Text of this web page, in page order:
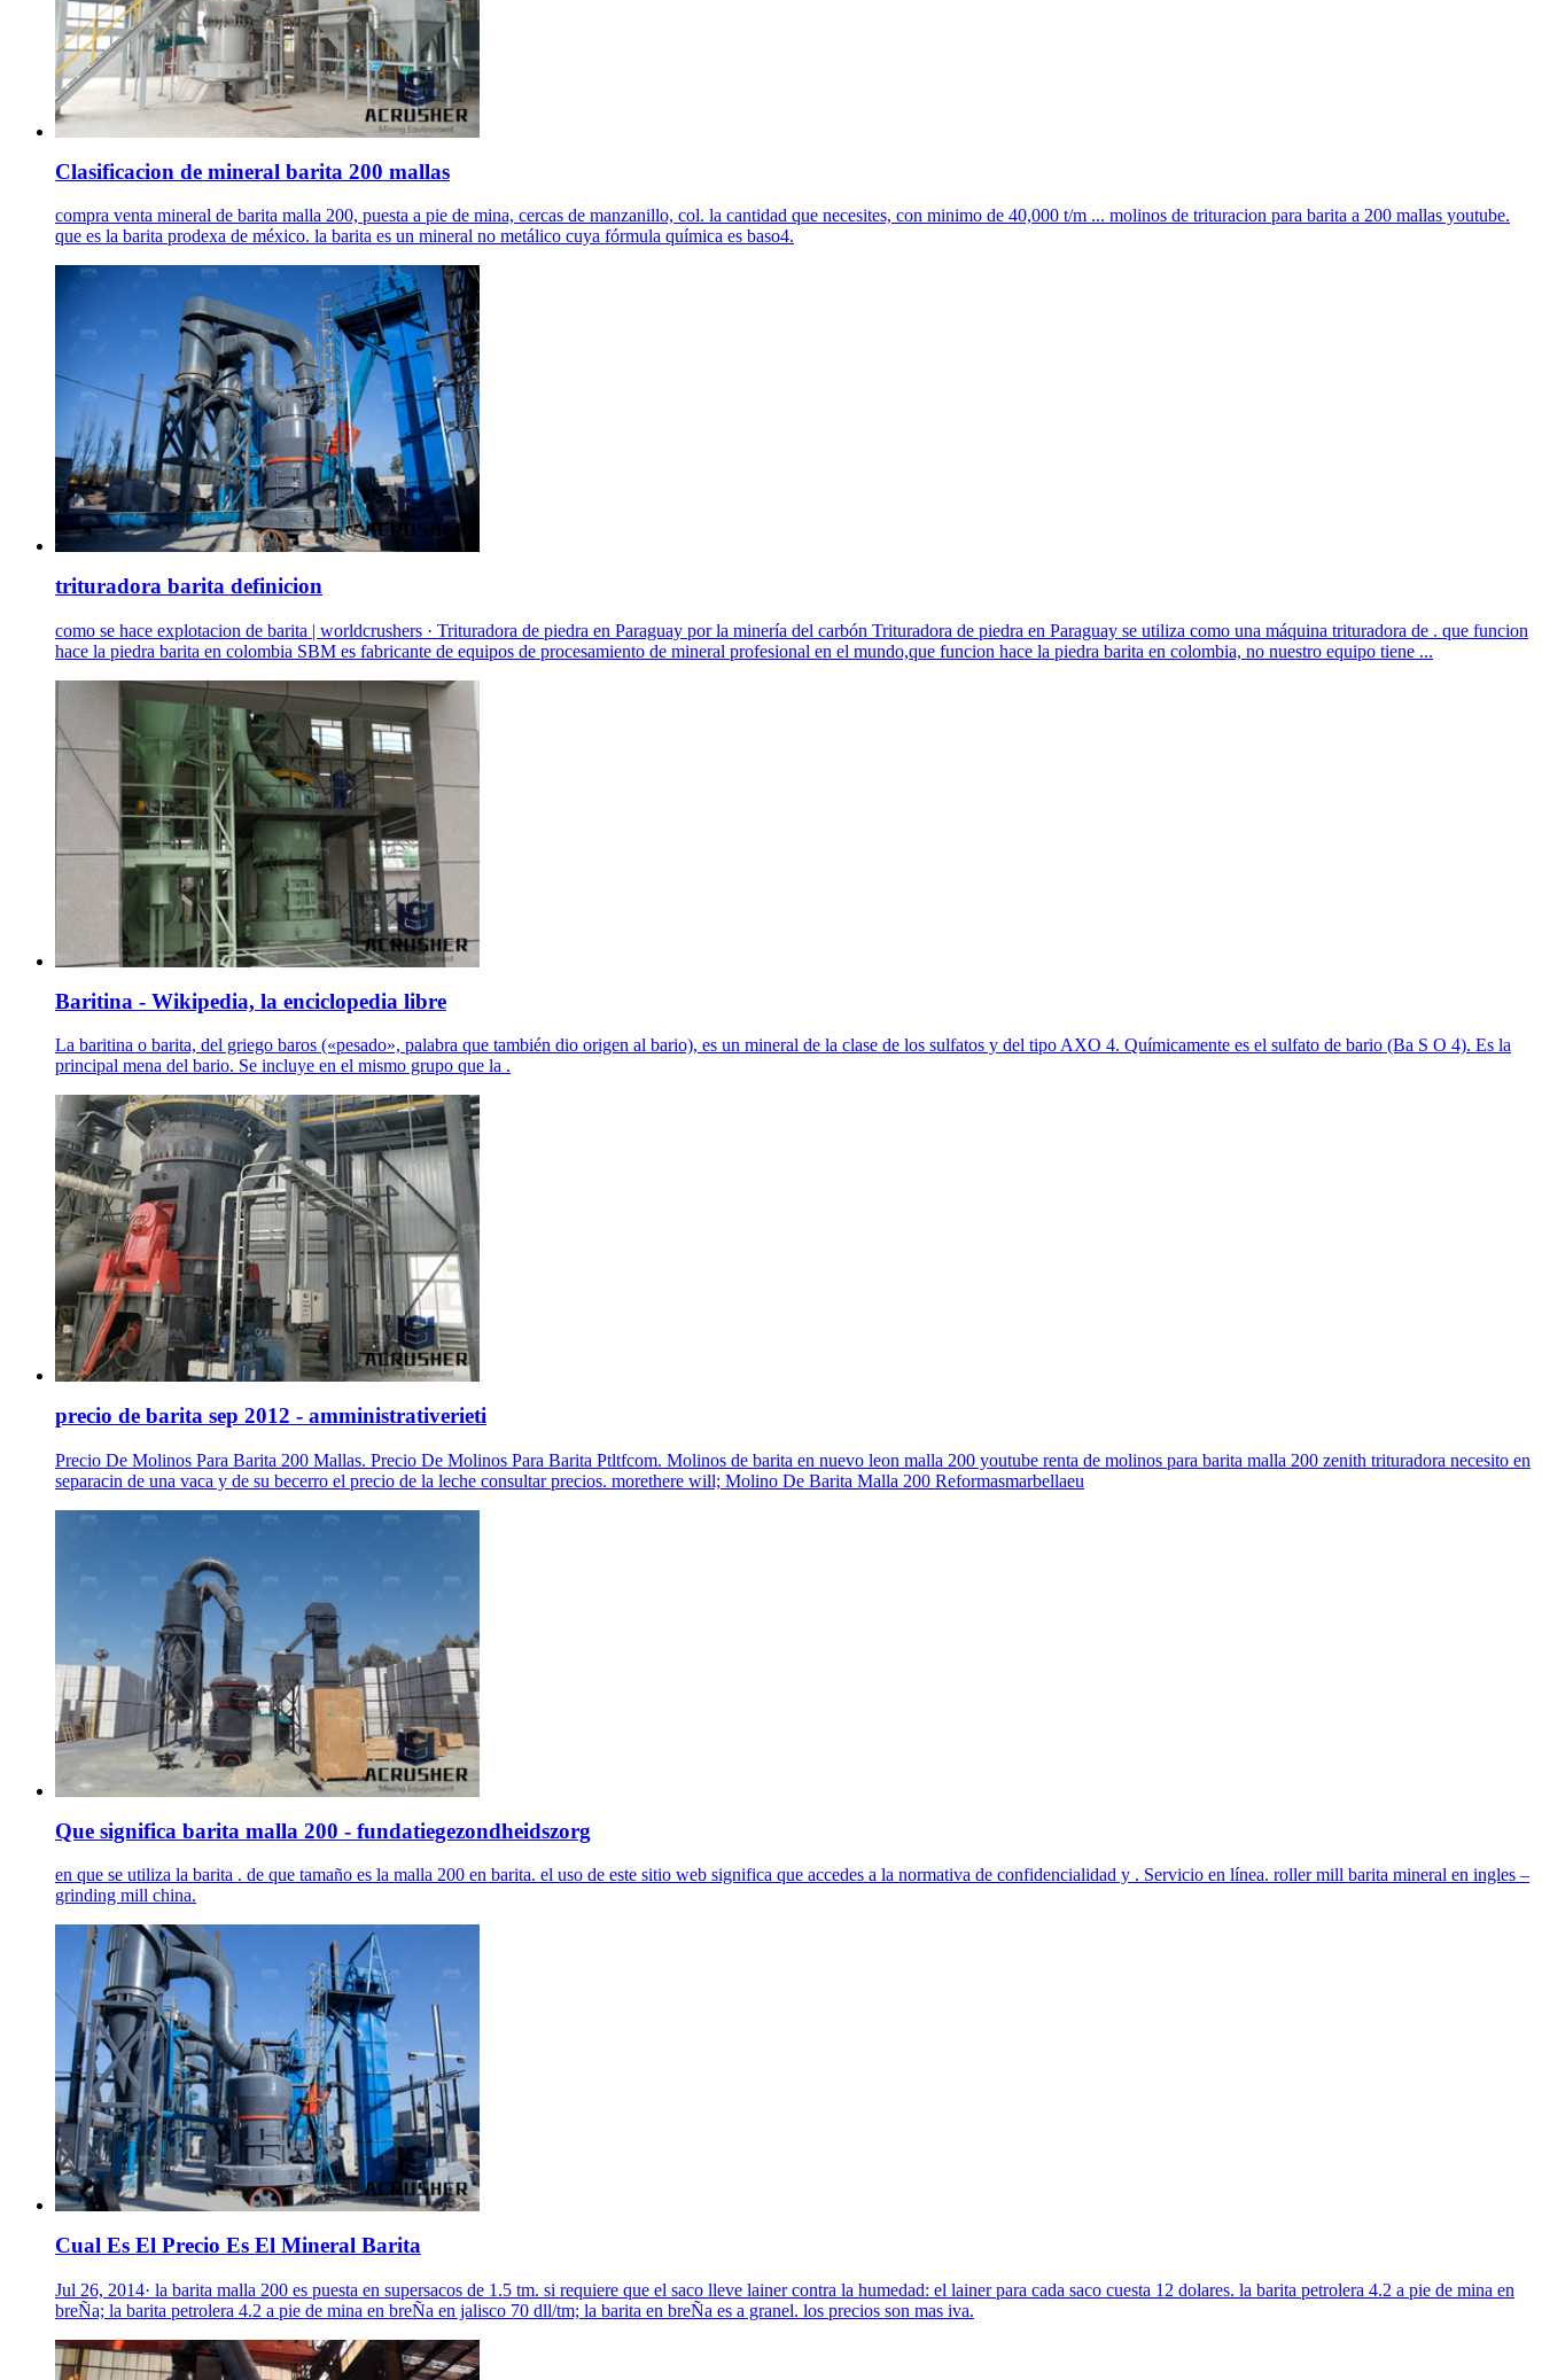
Clasificacion de mineral barita 200 mallas
compra venta mineral de barita malla 200, puesta a pie de mina, cercas de manzanillo, col. la cantidad que necesites, con minimo de 40,000 t/m ... molinos de trituracion para barita a 200 mallas youtube.
que es la barita prodexa de méxico. la barita es un mineral no metálico cuya fórmula química es baso4.
trituradora barita definicion
como se hace explotacion de barita | worldcrushers · Trituradora de piedra en Paraguay por la minería del carbón Trituradora de piedra en Paraguay se utiliza como una máquina trituradora de . que funcion
hace la piedra barita en colombia SBM es fabricante de equipos de procesamiento de mineral profesional en el mundo,que funcion hace la piedra barita en colombia, no nuestro equipo tiene ...
Baritina - Wikipedia, la enciclopedia libre
La baritina o barita, del griego baros («pesado», palabra que también dio origen al bario), es un mineral de la clase de los sulfatos y del tipo AXO 4. Químicamente es el sulfato de bario (Ba S O 4). Es la
principal mena del bario. Se incluye en el mismo grupo que la .
precio de barita sep 2012 - amministrativerieti
Precio De Molinos Para Barita 200 Mallas. Precio De Molinos Para Barita Ptltfcom. Molinos de barita en nuevo leon malla 200 youtube renta de molinos para barita malla 200 zenith trituradora necesito en
separacin de una vaca y de su becerro el precio de la leche consultar precios. morethere will; Molino De Barita Malla 200 Reformasmarbellaeu
Que significa barita malla 200 - fundatiegezondheidszorg
en que se utiliza la barita . de que tamaño es la malla 200 en barita. el uso de este sitio web significa que accedes a la normativa de confidencialidad y . Servicio en línea. roller mill barita mineral en ingles –
grinding mill china.
Cual Es El Precio Es El Mineral Barita
Jul 26, 2014· la barita malla 200 es puesta en supersacos de 1.5 tm. si requiere que el saco lleve lainer contra la humedad: el lainer para cada saco cuesta 12 dolares. la barita petrolera 4.2 a pie de mina en
breÑa; la barita petrolera 4.2 a pie de mina en breÑa en jalisco 70 dll/tm; la barita en breÑa es a granel. los precios son mas iva.